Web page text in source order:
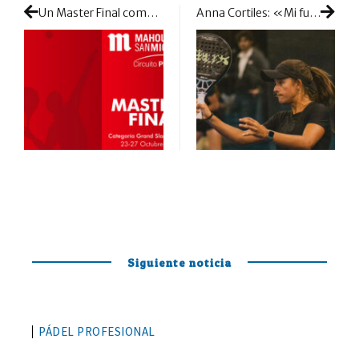
Un Master Final como guinda a una temporada de extraordinarios resultados Anna Cortiles: «Mi futuro está aquí, en Miami»
Siguiente noticia
PÁDEL PROFESIONAL